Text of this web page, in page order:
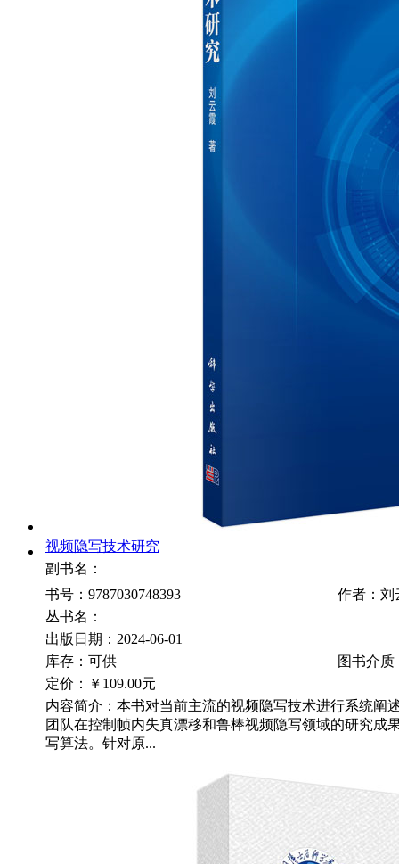
视频隐写技术研究
副书名：
书号：9787030748393
作者：刘
丛书名：
出版日期：2024-06-01
库存：可供
图书介质
定价：
￥109.00元
内容简介：本书对当前主流的视频隐写技术进行系统阐
团队在控制帧内失真漂移和鲁棒视频隐写领域的研究成
写算法。针对原...